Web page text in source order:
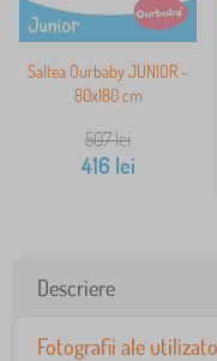
Saltea Ourbaby JUNIOR -
80x180 cm
507lei
416 lei
Descriere
Fotografii ale